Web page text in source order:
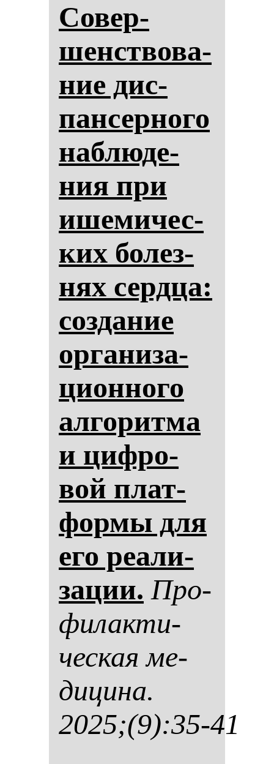
Со­вер­
шенство­ва­
ние дис­
пан­сер­но­го
наб­лю­де­
ния при
ише­ми­чес­
ких бо­лез­
нях сер­дца:
соз­да­ние
ор­га­ни­за­
ци­он­но­го
ал­го­рит­ма
и циф­ро­
вой плат­
фор­мы для
его ре­али­
за­ции. Про­
фи­лак­ти­
чес­кая ме­
ди­ци­на.
2025;(9):35-41